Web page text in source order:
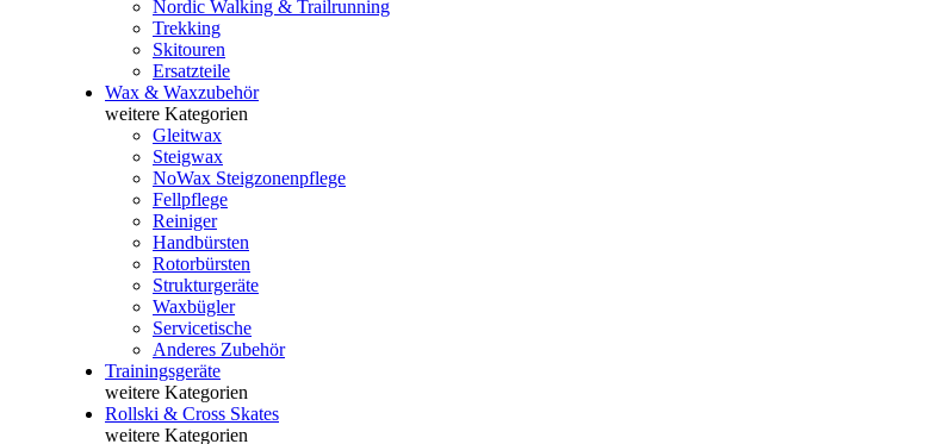
Nordic Walking & Trailrunning
Trekking
Skitouren
Ersatzteile
Wax & Waxzubehör
weitere Kategorien
Gleitwax
Steigwax
NoWax Steigzonenpflege
Fellpflege
Reiniger
Handbürsten
Rotorbürsten
Strukturgeräte
Waxbügler
Servicetische
Anderes Zubehör
Trainingsgeräte
weitere Kategorien
Rollski & Cross Skates
weitere Kategorien